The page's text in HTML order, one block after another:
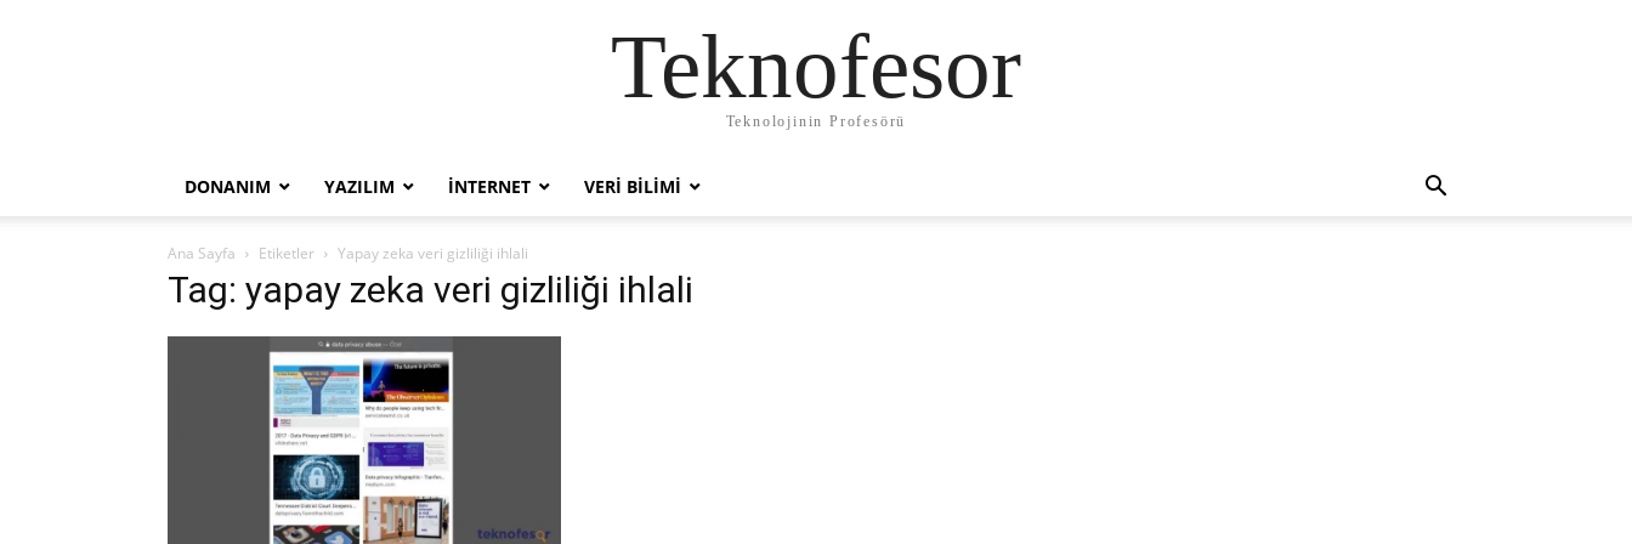
Teknofesor
Teknolojinin Profesörü
DONANIM YAZILIM İNTERNET VERI BILIMI
Ana Sayfa Etiketler Yapay zeka veri gizliliği ihlali
Tag: yapay zeka veri gizliliği ihlali